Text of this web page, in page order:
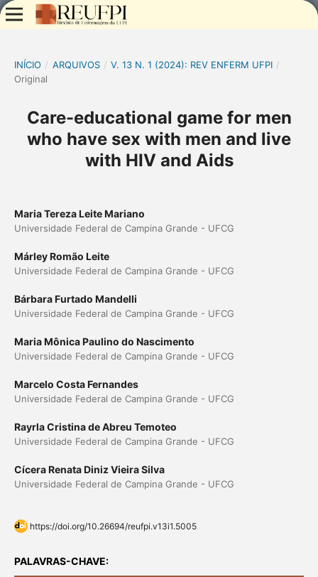
INÍCIO / ARQUIVOS / V. 13 N. 1 (2024): REV ENFERM UFPI /
Original
Care-educational game for men
who have sex with men and live
with HIV and Aids
Maria Tereza Leite Mariano
Universidade Federal de Campina Grande - UFCG
Márley Romão Leite
Universidade Federal de Campina Grande - UFCG
Bárbara Furtado Mandelli
Universidade Federal de Campina Grande - UFCG
Maria Mônica Paulino do Nascimento
Universidade Federal de Campina Grande - UFCG
Marcelo Costa Fernandes
Universidade Federal de Campina Grande - UFCG
Rayrla Cristina de Abreu Temoteo
Universidade Federal de Campina Grande - UFCG
Cícera Renata Diniz Vieira Silva
Universidade Federal de Campina Grande - UFCG
https://doi.org/10.26694/reufpi.v13i1.5005
PALAVRAS-CHAVE: